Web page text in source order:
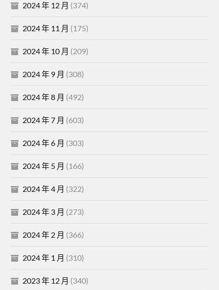
2024 年 12 月 (374)
2024 年 11 月 (175)
2024 年 10 月 (209)
2024 年 9 月 (308)
2024 年 8 月 (492)
2024 年 7 月 (603)
2024 年 6 月 (303)
2024 年 5 月 (166)
2024 年 4 月 (322)
2024 年 3 月 (273)
2024 年 2 月 (366)
2024 年 1 月 (310)
2023 年 12 月 (340)